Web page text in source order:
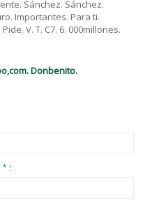
Sánchez. Sánchez.
Importantes. Para ti.
V. T. C7. 6. 000millones.
Donbenito.
* :